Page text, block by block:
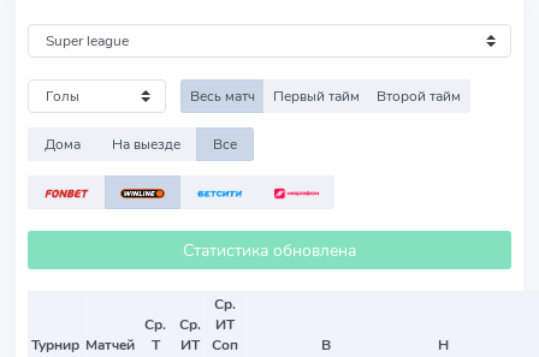
Весь матч Первый тайм Второй тайм
Дома На выезде Все
Статистика обновлена
Турнир Матчей
Ср.
Т
Ср.
ИТ
Ср.
ИТ
Соп
В
Н